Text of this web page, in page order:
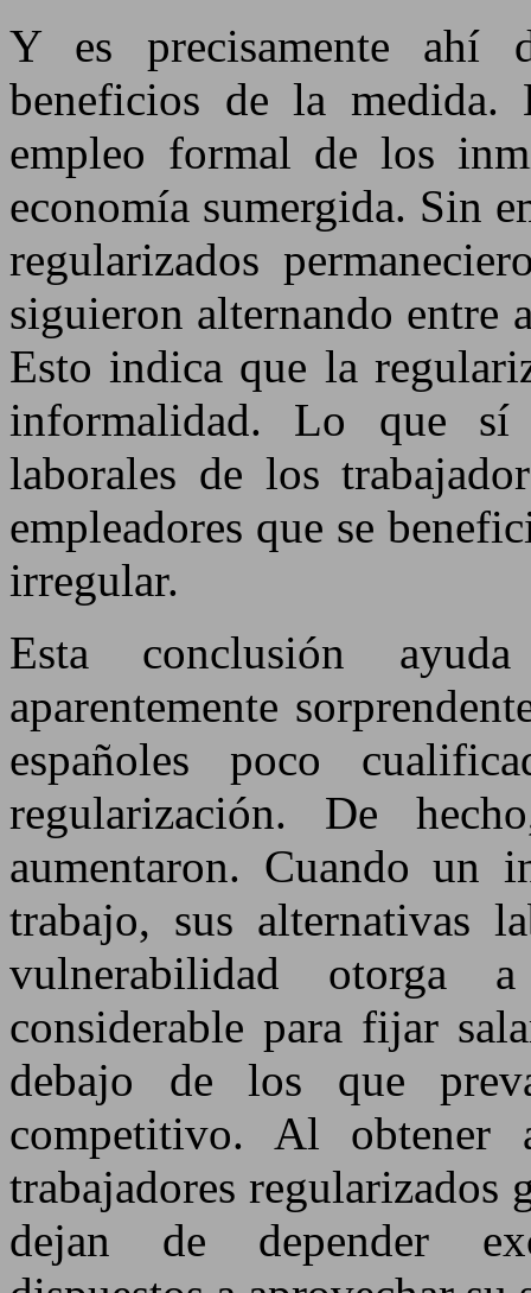
Y es precisamente ahí
beneficios de la medida.
empleo formal de los
economía sumergida. Sin
regularizados
siguieron alternando entre
Esto indica que la
informalidad. Lo que sí
laborales de los
empleadores que se
irregular.
Esta conclusión
aparentemente
españoles poco
regularización. De
aumentaron. Cuando un
trabajo, sus alternativas
vulnerabilidad otorga
considerable para fijar
debajo de los que
competitivo. Al obtener
trabajadores regularizados
dejan de depender